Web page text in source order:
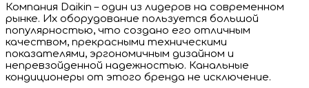
Компания Daikin – один из лидеров на современном
рынке. Их оборудование пользуется большой
популярностью, что создано его отличным
качеством, прекрасными техническими
показателями, эргономичным дизайном и
непревзойденной надежностью. Канальные
кондиционеры от этого бренда не исключение.